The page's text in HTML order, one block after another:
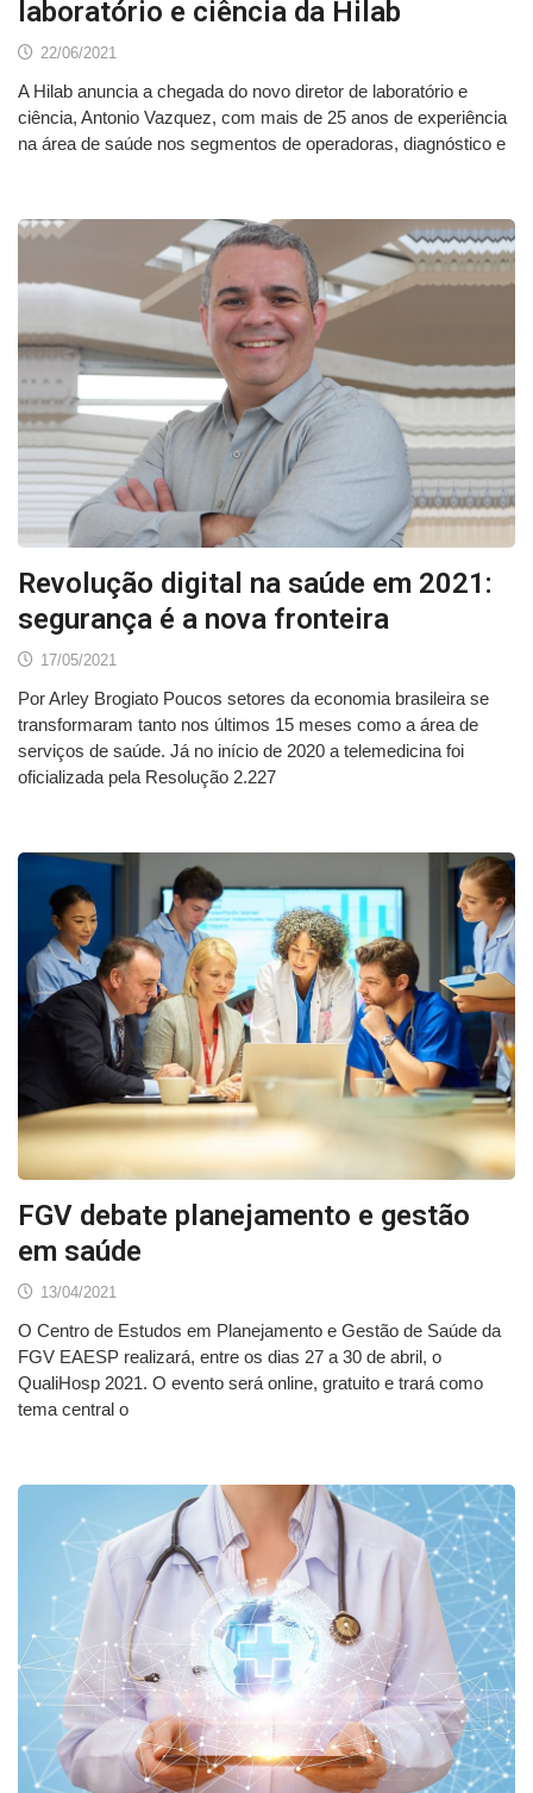
laboratório e ciência da Hilab
22/06/2021
A Hilab anuncia a chegada do novo diretor de laboratório e
ciência, Antonio Vazquez, com mais de 25 anos de experiência
na área de saúde nos segmentos de operadoras, diagnóstico e
Revolução digital na saúde em 2021:
segurança é a nova fronteira
17/05/2021
Por Arley Brogiato Poucos setores da economia brasileira se
transformaram tanto nos últimos 15 meses como a área de
serviços de saúde. Já no início de 2020 a telemedicina foi
oficializada pela Resolução 2.227
FGV debate planejamento e gestão
em saúde
13/04/2021
O Centro de Estudos em Planejamento e Gestão de Saúde da
FGV EAESP realizará, entre os dias 27 a 30 de abril, o
QualiHosp 2021. O evento será online, gratuito e trará como
tema central o